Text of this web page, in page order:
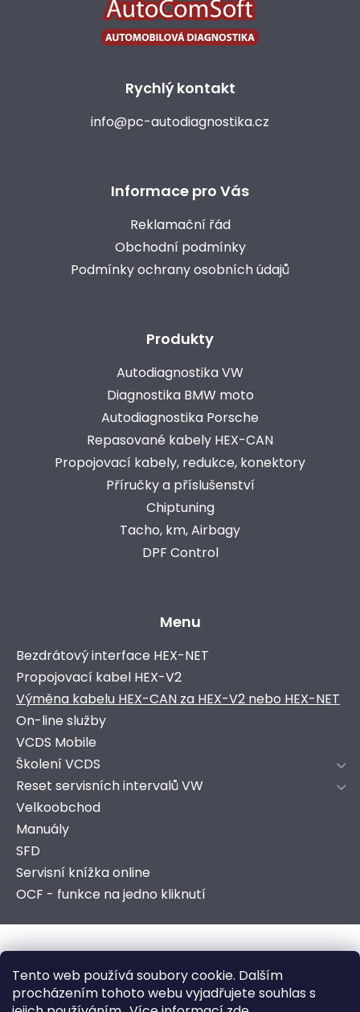
Tento web používá soubory cookie. Dalším
procházením tohoto webu vyjadřujete souhlas s
Rychlý kontakt
info@pc-autodiagnostika.cz
Informace pro Vás
Reklamační řád
Obchodní podmínky
Podmínky ochrany osobních údajů
Produkty
Autodiagnostika VW
Diagnostika BMW moto
Autodiagnostika Porsche
Repasované kabely HEX-CAN
Propojovací kabely, redukce, konektory
Příručky a příslušenství
Chiptuning
Tacho, km, Airbagy
DPF Control
Menu
Bezdrátový interface HEX-NET
Propojovací kabel HEX-V2
Výměna kabelu HEX-CAN za HEX-V2 nebo HEX-NET
On-line služby
VCDS Mobile
Školení VCDS
Reset servisních intervalů VW
Velkoobchod
Manuály
SFD
Servisní knížka online
OCF - funkce na jedno kliknutí
vyhrazena.